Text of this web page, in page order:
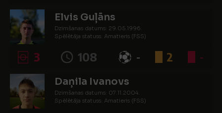
Elvis Guļāns
Dzimšanas datums: 29.05.1996.
Spēlētāja statuss: Amatieris (FSS)
3 108 - 2 -
Daņila Ivanovs
Dzimšanas datums: 07.11.2004.
Spēlētāja statuss: Amatieris (FSS)